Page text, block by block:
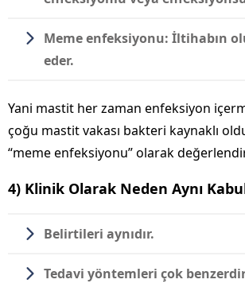
Meme enfeksiyonu: İltihabın
eder.
Yani mastit her zaman enfeksiyon
çoğu mastit vakası bakteri kaynaklı
“meme enfeksiyonu” olarak
4) Klinik Olarak Neden Aynı
Belirtileri aynıdır.
Tedavi yöntemleri çok